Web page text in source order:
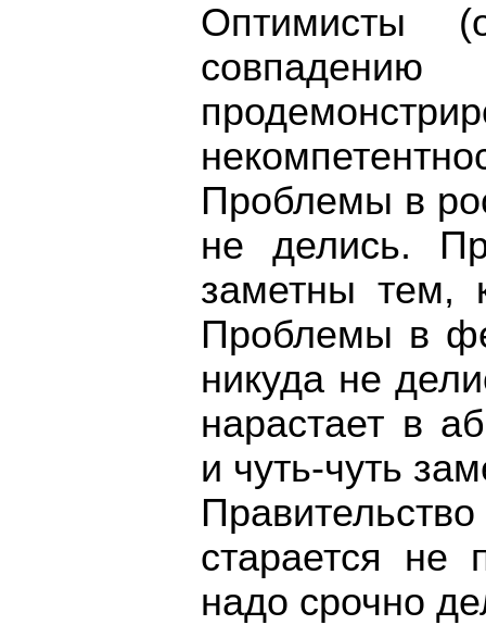
Оптимисты
Проблемы в
не делись.
заметны тем,
Проблемы в
никуда не
нарастает в
и чуть-чуть
старается не
надо срочно